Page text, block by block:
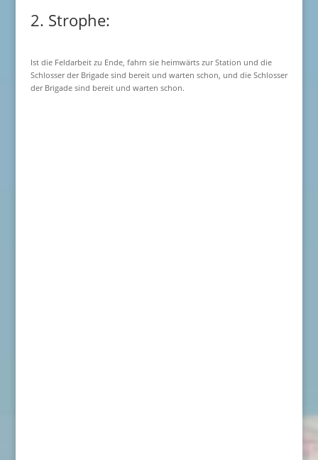
2. Strophe:
Ist die Feldarbeit zu Ende, fahrn sie heimwärts zur Station und die
Schlosser der Brigade sind bereit und warten schon, und die Schlosser
der Brigade sind bereit und warten schon.